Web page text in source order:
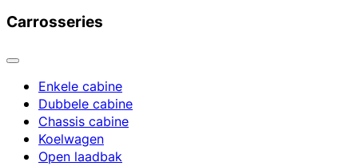
Carrosseries
Enkele cabine
Dubbele cabine
Chassis cabine
Koelwagen
Open laadbak